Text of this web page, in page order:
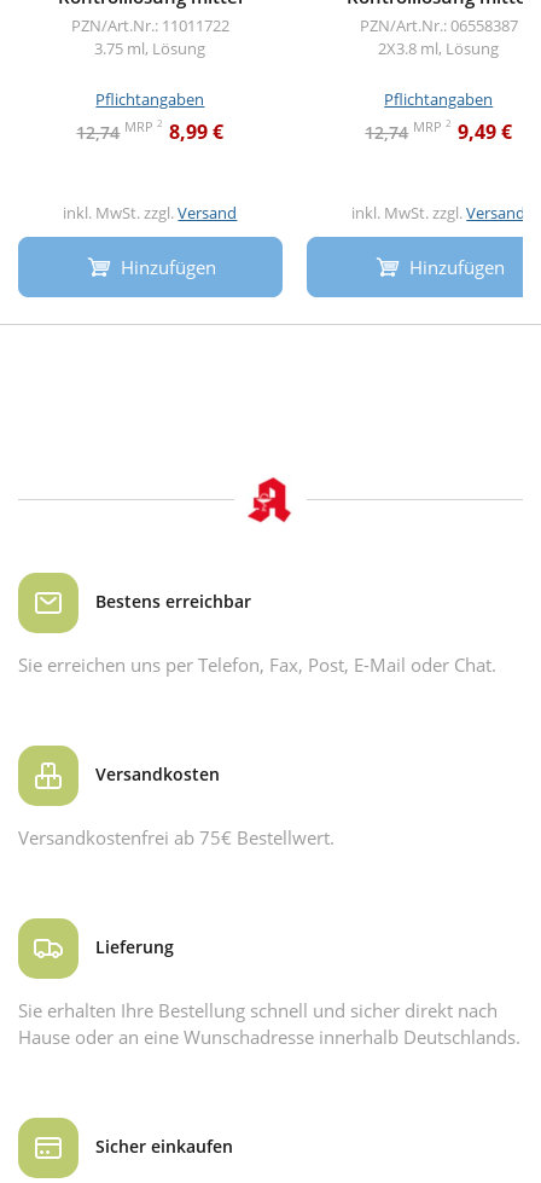
PZN/Art.Nr.: 11011722
3.75 ml, Lösung
Pflichtangaben
12,74 MRP2 8,99 €
inkl. MwSt. zzgl.Versand
Hinzufügen
PZN/Art.Nr.: 06558387
2X3.8 ml, Lösung
Pflichtangaben
12,74 MRP2 9,49 €
inkl. MwSt. zzgl.Versand
Hinzufügen
Bestens erreichbar
Sie erreichen uns per Telefon, Fax, Post, E-Mail oder Chat.
Versandkosten
Versandkostenfrei ab 75€ Bestellwert.
Lieferung
Sie erhalten Ihre Bestellung schnell und sicher direkt nach
Hause oder an eine Wunschadresse innerhalb Deutschlands.
Sicher einkaufen